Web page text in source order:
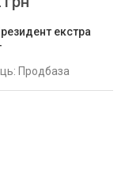
екстра
Продбаза